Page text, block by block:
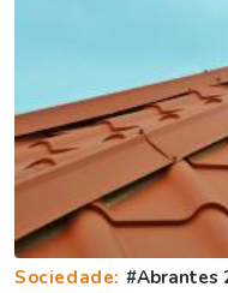
Sociedade: #Abrantes